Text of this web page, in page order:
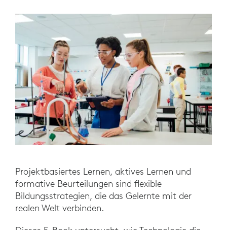
Projektbasiertes Lernen, aktives Lernen und
formative Beurteilungen sind flexible
Bildungsstrategien, die das Gelernte mit der
realen Welt verbinden.